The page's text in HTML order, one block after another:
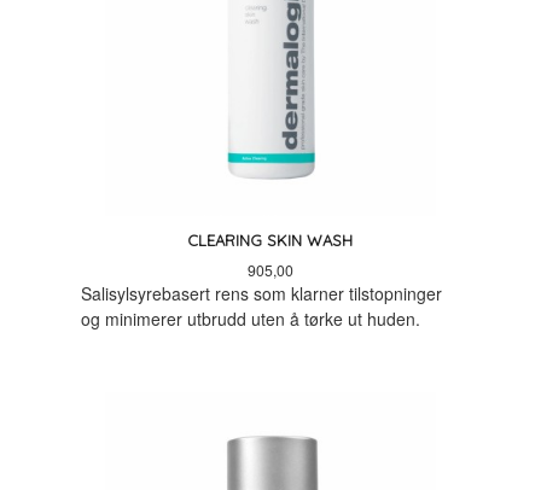
CLEARING SKIN WASH
Pris
905,00
Salisylsyrebasert rens som klarner tilstopninger
og minimerer utbrudd uten å tørke ut huden.